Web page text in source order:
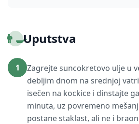
👨‍🍳Uputstva
1
Zagrejte suncokretovo ulje u
debljim dnom na srednjoj
isečen na kockice i dinstajte
minuta, uz povremeno
postane staklast, ali ne i